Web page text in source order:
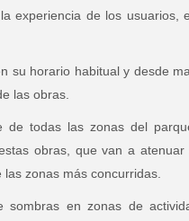
experiencia de los usuarios,
su horario habitual y desde
las obras.
de todas las zonas del
obras, que van a
zonas más concurridas.
sombras en zonas de